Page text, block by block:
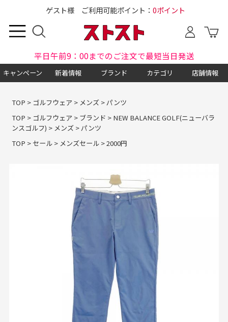
ゲスト様 ご利用可能ポイント： 0ポイント
平日午前9：00までのご注文で最短当日発送
キャンペーン 新着情報 ブランド カテゴリ 店舗情報
TOP > ゴルフウェア > メンズ>パンツ
TOP > ゴルフウェア > ブランド > NEW BALANCE GOLF(ニューバラ
ンスゴルフ) > メンズ>パンツ
TOP > セール> メンズセール>2000円